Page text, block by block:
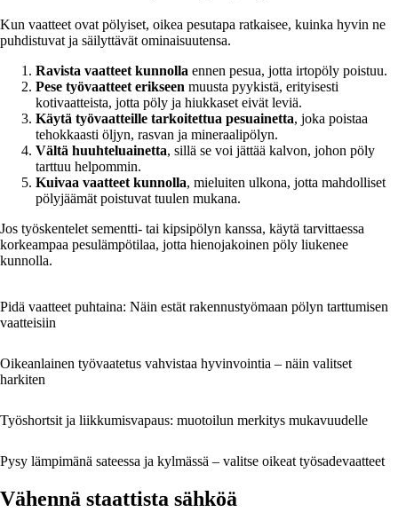
Kun vaatteet ovat pölyiset, oikea pesutapa ratkaisee, kuinka hyvin ne
puhdistuvat ja säilyttävät ominaisuutensa.
Ravista vaatteet kunnolla ennen pesua, jotta irtopöly poistuu.
Pese työvaatteet erikseen muusta pyykistä, erityisesti
kotivaatteista, jotta pöly ja hiukkaset eivät leviä.
Käytä työvaatteille tarkoitettua pesuainetta, joka poistaa
tehokkaasti öljyn, rasvan ja mineraalipölyn.
Vältä huuhteluainetta, sillä se voi jättää kalvon, johon pöly
tarttuu helpommin.
Kuivaa vaatteet kunnolla, mieluiten ulkona, jotta mahdolliset
pölyjäämät poistuvat tuulen mukana.
Jos työskentelet sementti- tai kipsipölyn kanssa, käytä tarvittaessa
korkeampaa pesulämpötilaa, jotta hienojakoinen pöly liukenee
kunnolla.
Pidä vaatteet puhtaina: Näin estät rakennustyömaan pölyn tarttumisen
vaatteisiin
Oikeanlainen työvaatetus vahvistaa hyvinvointia – näin valitset
harkiten
Työshortsit ja liikkumisvapaus: muotoilun merkitys mukavuudelle
Pysy lämpimänä sateessa ja kylmässä – valitse oikeat työsadevaatteet
Vähennä staattista sähköä